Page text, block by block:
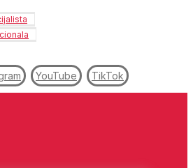
YouTube TikTok